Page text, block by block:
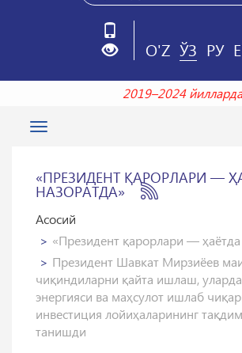
O'Z ЎЗ РУ
2019–2024
Toggle
«ПРЕЗИДЕНТ ҚАРОРЛАРИ —
НАЗОРАТДА»
Асосий
«Президент қарорлари — ҳаётда
Президент Шавкат Мирзиёев
чиқиндиларни қайта ишлаш,
энергияси ва маҳсулот ишлаб
инвестиция лойиҳаларининг
танишди